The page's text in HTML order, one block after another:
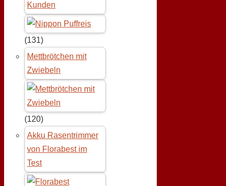
Kunden
(131)
Mettbrötchen mit
Zwiebeln
(120)
Akku Rasentrimmer
von Florabest im
Test